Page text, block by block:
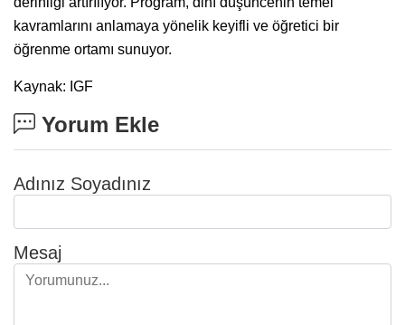
kavramlarını anlamaya yönelik keyifli ve öğretici bir
öğrenme ortamı sunuyor.
Kaynak: IGF
Yorum Ekle
Adınız Soyadınız
Mesaj